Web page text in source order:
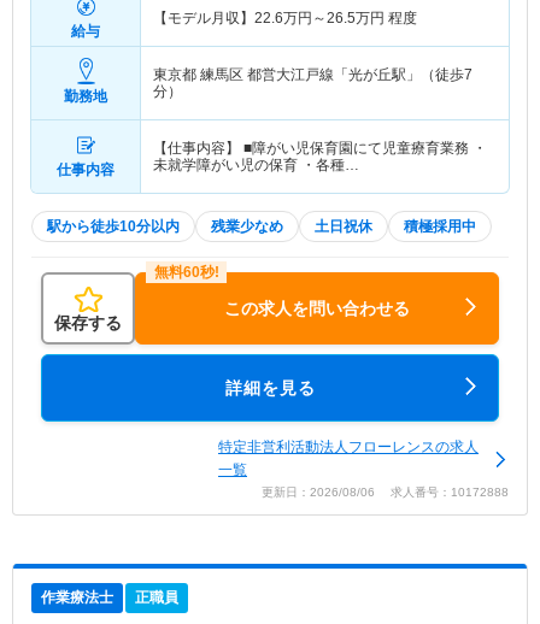
給与
【モデル月収】 22.6万円～26.5万円 程度
勤務地
東京都 練馬区 都営大江戸線「光が丘駅」（徒歩7
分）
仕事内容
【仕事内容】 ■障がい児保育園にて児童療育業務 ・
未就学障がい児の保育 ・各種…
駅から徒歩10分以内 残業少なめ 土日祝休 積極採用中
保存する
この求人を問い合わせる
詳細を見る
特定非営利活動法人フローレンスの求人
一覧
更新日：2026/08/06 求人番号：10172888
作業療法士 正職員